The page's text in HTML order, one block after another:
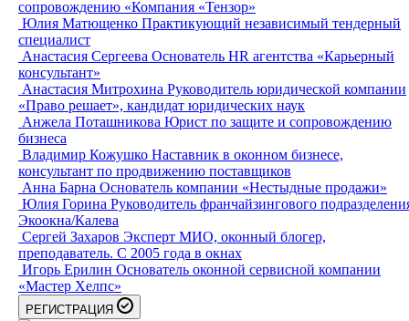
сопровождению «Компания «Тензор»
Юлия Матющенко Практикующий независимый тендерный
специалист
Анастасия Сергеева Основатель HR агентства «Карьерный
консультант»
Анастасия Митрохина Руководитель юридической компании
«Право решает», кандидат юридических наук
Анжела Поташникова Юрист по защите и сопровождению
бизнеса
Владимир Кожушко Наставник в оконном бизнесе,
консультант по продвижению поставщиков
Анна Барна Основатель компании «Нестыдные продажи»
Юлия Горина Руководитель франчайзингового
Экоокна/Калева
Сергей Захаров Эксперт МИО, оконный блогер,
преподаватель. С 2005 года в окнах
Игорь Ерилин Основатель оконной сервисной компании
«Мастер Хелпс»
РЕГИСТРАЦИЯ